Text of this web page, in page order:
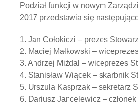
Podział funkcji w nowym
2017 przedstawia się
1. Jan Cołokidzi – prezes
2. Maciej Małkowski –
3. Andrzej Miżdal – wiceprezes
4. Stanisław Wiącek – skarbnik
5. Urszula Kasprzak – sekretarz
6. Dariusz Jancelewicz – członek